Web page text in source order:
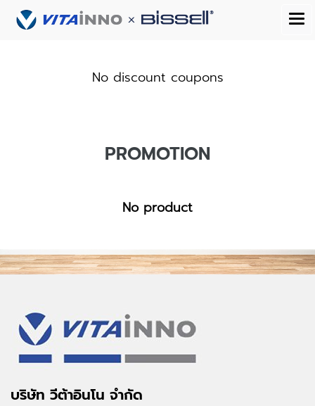
No discount coupons
PROMOTION
No product
บริษัท วีต้าอินโน จำกัด